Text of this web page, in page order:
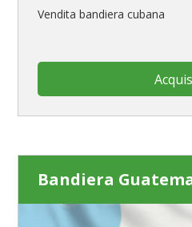
Vendita bandiera cubana
Bandiera